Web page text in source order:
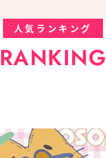
人気ランキング
RANKING